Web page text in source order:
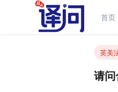
首页
请问合同法
英美
请